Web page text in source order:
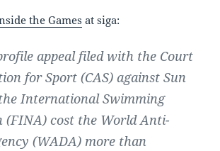
the Games at siga:
appeal filed with the Court
for Sport (CAS) against Sun
International Swimming
(FINA) cost the World Anti-
(WADA) more than